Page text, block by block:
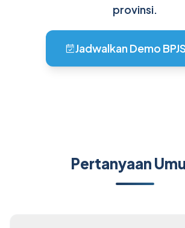
provinsi.
Jadwalkan Demo
Pertanyaan